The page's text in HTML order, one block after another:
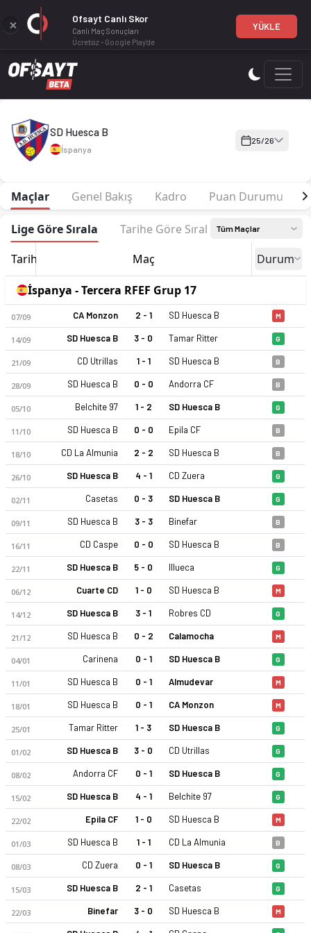
SD Huesca B 25-26 sezonu | Tercera RFEF Grup 17'de 6.
SD Huesca B 25-26 sezonu | Tercera RFEF Grup 17'de 6.
SD Huesca B
İspanya
25/26
Maçlar Genel Bakış Kadro Puan Durumu
Lige Göre Sırala Tarihe Göre Sırala Tüm Maçlar
Tarih Maç Durum
İspanya - Tercera RFEF Grup 17
07/09 CA Monzon 2 - 1 SD Huesca B M
14/09 SD Huesca B 3 - 0 Tamar Ritter G
21/09 CD Utrillas 1 - 1 SD Huesca B B
28/09 SD Huesca B 0 - 0 Andorra CF B
05/10 Belchite 97 1 - 2 SD Huesca B G
11/10 SD Huesca B 0 - 0 Epila CF B
18/10 CD La Almunia 2 - 2 SD Huesca B B
26/10 SD Huesca B 4 - 1 CD Zuera G
02/11 Casetas 0 - 3 SD Huesca B G
09/11 SD Huesca B 3 - 3 Binefar B
16/11 CD Caspe 0 - 0 SD Huesca B B
22/11 SD Huesca B 5 - 0 Illueca G
06/12 Cuarte CD 1 - 0 SD Huesca B M
14/12 SD Huesca B 3 - 1 Robres CD G
21/12 SD Huesca B 0 - 2 Calamocha M
04/01 Carinena 0 - 1 SD Huesca B G
11/01 SD Huesca B 0 - 1 Almudevar M
18/01 SD Huesca B 0 - 1 CA Monzon M
25/01 Tamar Ritter 1 - 3 SD Huesca B G
01/02 SD Huesca B 3 - 0 CD Utrillas G
08/02 Andorra CF 0 - 1 SD Huesca B G
15/02 SD Huesca B 4 - 1 Belchite 97 G
22/02 Epila CF 1 - 0 SD Huesca B M
01/03 SD Huesca B 1 - 1 CD La Almunia B
08/03 CD Zuera 0 - 1 SD Huesca B G
15/03 SD Huesca B 2 - 1 Casetas G
22/03 Binefar 3 - 0 SD Huesca B M
Ofsayt Canlı Skor
Canlı Maç Sonuçları
Ücretsiz - Google Play'de
YÜKLE